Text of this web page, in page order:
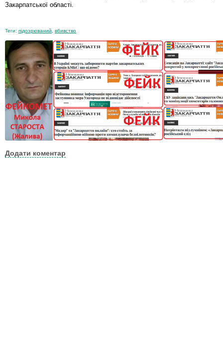
Закарпатської області.
Теги: підозрюваний вбивство
Додати коментар